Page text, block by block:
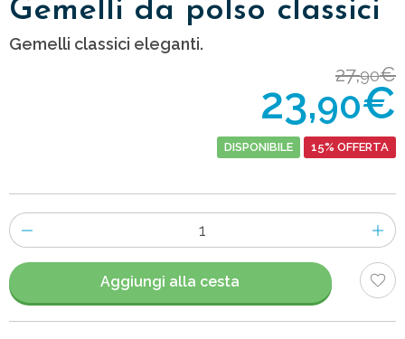
Gemelli da polso classici
Gemelli classici eleganti.
27,90€
23,90€
DISPONIBILE 15% OFFERTA
Numero
di
articoli
Aggiungi alla cesta